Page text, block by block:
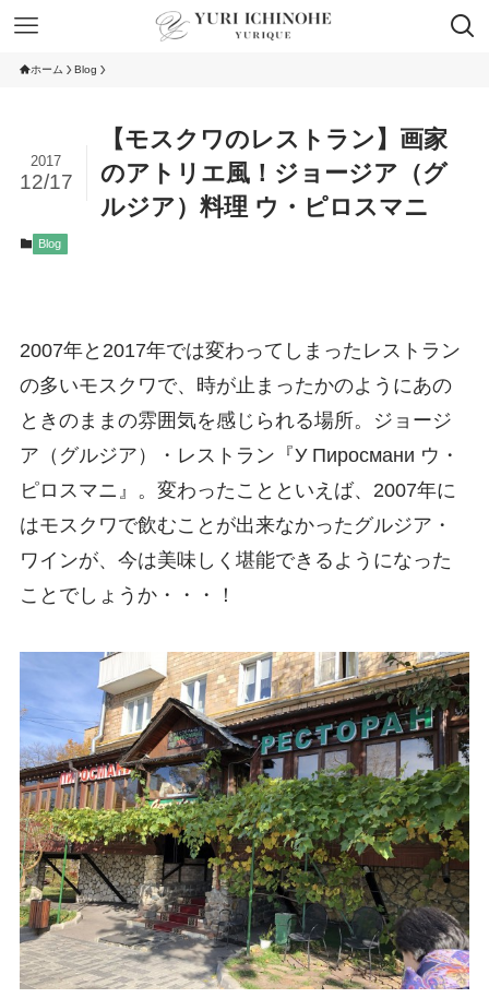
ホーム Blog
【モスクワのレストラン】画家
のアトリエ風！ジョージア（グ
ルジア）料理 ウ・ピロスマニ
2017
12/17
Blog
2007年と2017年では変わってしまったレストラン
の多いモスクワで、時が止まったかのようにあの
ときのままの雰囲気を感じられる場所。ジョージ
ア（グルジア）・レストラン『У Пиросмани ウ・
ピロスマニ』。変わったことといえば、2007年に
はモスクワで飲むことが出来なかったグルジア・
ワインが、今は美味しく堪能できるようになった
ことでしょうか・・・！